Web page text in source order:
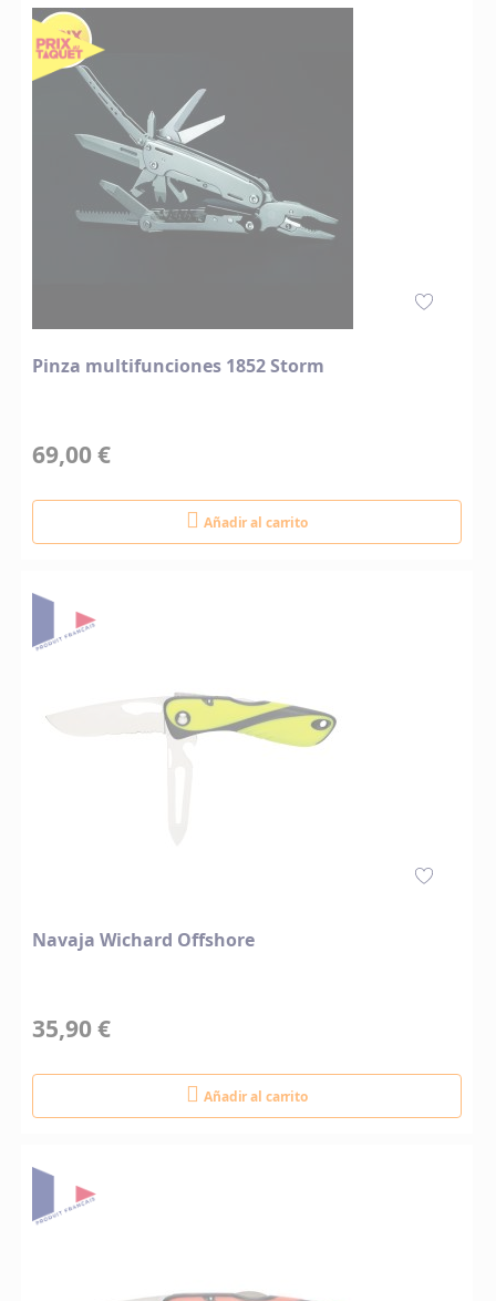
Pinza multifunciones 1852 Storm
69,00 €
Añadir al carrito
Navaja Wichard Offshore
35,90 €
Añadir al carrito